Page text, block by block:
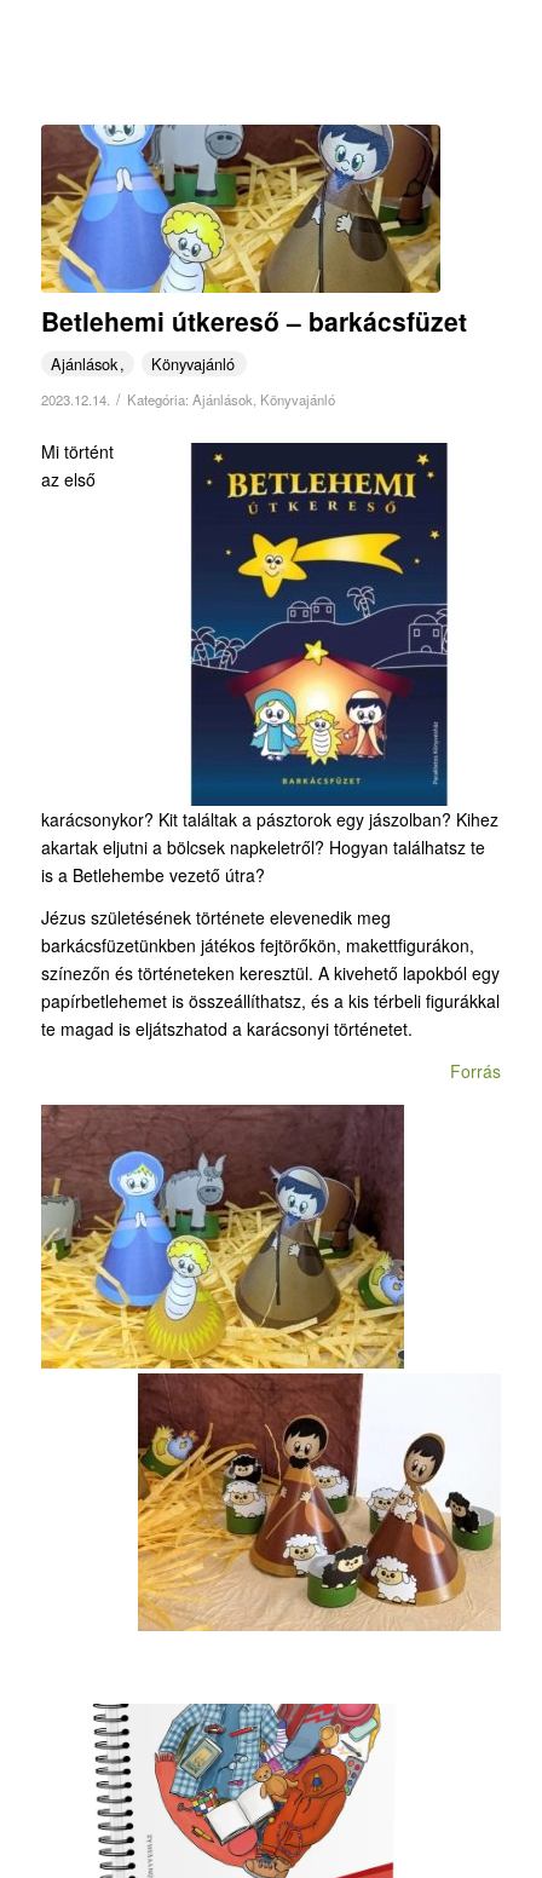
Betlehemi útkereső – barkácsfüzet
Ajánlások Könyvajánló
2023.12.14. / Kategória: Ajánlások Könyvajánló
Mi történt
az első
karácsonykor? Kit találtak a pásztorok egy jászolban? Kihez
akartak eljutni a bölcsek napkeletről? Hogyan találhatsz te
is a Betlehembe vezető útra?
Jézus születésének története elevenedik meg
barkácsfüzetünkben játékos fejtörőkön, makettfigurákon,
színezőn és történeteken keresztül. A kivehető lapokból egy
papírbetlehemet is összeállíthatsz, és a kis térbeli figurákkal
te magad is eljátszhatod a karácsonyi történetet.
Forrás